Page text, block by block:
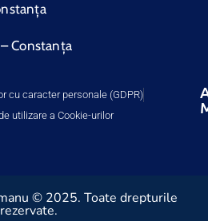
Constanța
cu caracter personale (GDPR)
utilizare a Cookie-urilor
© 2025. Toate drepturile
rezervate.